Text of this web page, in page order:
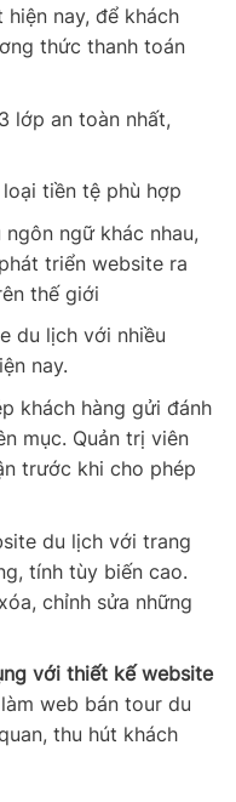
nay, để khách
thức thanh toán
lớp an toàn nhất,
tiền tệ phù hợp
ngữ khác nhau,
triển website ra
thế giới
du lịch với nhiều
nay.
khách hàng gửi đánh
mục. Quản trị viên
trước khi cho phép
du lịch với trang
tính tùy biến cao.
chỉnh sửa những
với thiết kế website
web bán tour du
thu hút khách